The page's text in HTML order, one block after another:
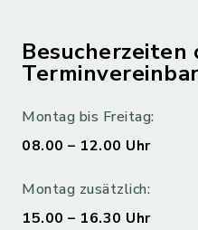
Besucherzeiten
Montag bis Freitag:
08.00 – 12.00 Uhr
Montag zusätzlich:
15.00 – 16.30 Uhr